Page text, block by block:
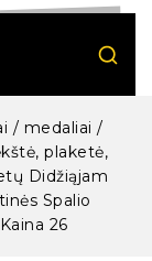
/ medaliai /
plaketė,
Didžiąjam
Spalio
26